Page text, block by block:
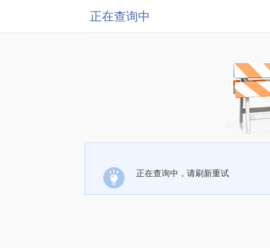
正在查询中
正在查询中，请刷新重试